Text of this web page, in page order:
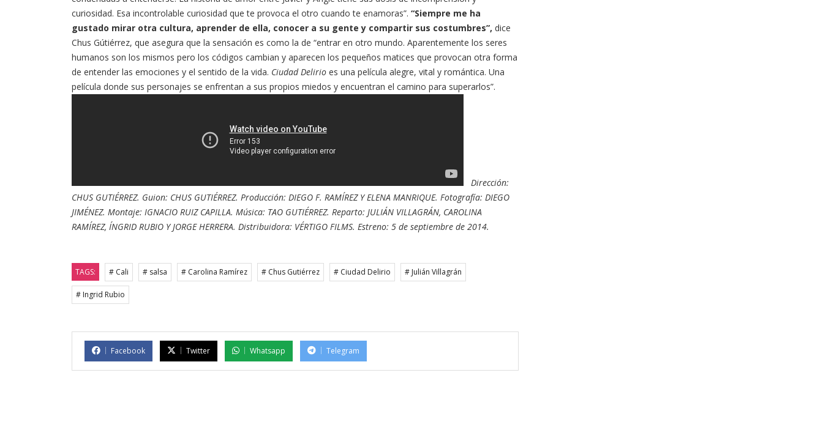
curiosidad. Esa incontrolable curiosidad que te provoca el otro cuando te enamoras”. “Siempre me ha
gustado mirar otra cultura, aprender de ella, conocer a su gente y compartir sus costumbres”, dice
Chus Gútiérrez, que asegura que la sensación es como la de “entrar en otro mundo. Aparentemente los seres
humanos son los mismos pero los códigos cambian y aparecen los pequeños matices que provocan otra forma
de entender las emociones y el sentido de la vida. Ciudad Delirio es una película alegre, vital y romántica. Una
película donde sus personajes se enfrentan a sus propios miedos y encuentran el camino para superarlos”.
Dirección:
CHUS GUTIÉRREZ. Guion: CHUS GUTIÉRREZ. Producción: DIEGO F. RAMÍREZ Y ELENA MANRIQUE. Fotografía: DIEGO
JIMÉNEZ. Montaje: IGNACIO RUIZ CAPILLA. Música: TAO GUTIÉRREZ. Reparto: JULIÁN VILLAGRÁN, CAROLINA
RAMÍREZ, ÍNGRID RUBIO Y JORGE HERRERA. Distribuidora: VÉRTIGO FILMS. Estreno: 5 de septiembre de 2014.
TAGS: # Cali # salsa # Carolina Ramírez # Chus Gutiérrez # Ciudad Delirio # Julián Villagrán
# Ingrid Rubio
Facebook Twitter Whatsapp Telegram